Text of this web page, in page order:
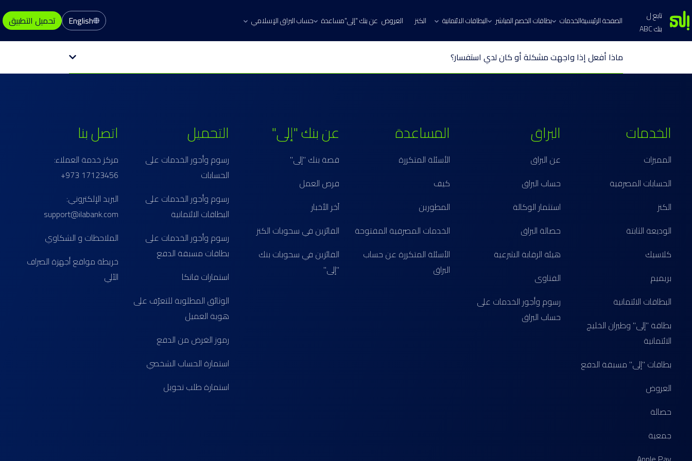
تابع ل
بنك ABC
الصفحة الرئيسيةالخدمات بطاقات الخصم المباشر البطاقات الائتمانية الكنز العروض عن بنك "إلى"مساعدة حساب البراق الإسلامي English تحميل التطبيق
ماذا أفعل إذا واجهت مشكلة أو كان لدي استفسار؟
الخدمات
المميزات
الحسابات المصرفية
الكنز
الوديعة الثابتة
كلاسيك
بريميم
البطاقات الائتمانية
بطاقة "إلى" وطيران الخليج
الائتمانية
بطاقات "إلى" مسبقة الدفع
العروض
حصالة
جمعية
البراق
عن البراق
حساب البراق
استثمار الوكالة
حصالة البراق
هيئة الرقابة الشرعية
الفتاوى
رسوم وأجور الخدمات على
حساب البراق
المساعدة
الأسئلة المتكررة
كيف
المطورين
الخدمات المصرفية المفتوحة
الأسئلة المتكررة عن حساب
البراق
عن بنك "إلى"
قصة بنك "إلى"
فرص العمل
آخر الأخبار
الفائزين في سحوبات الكنز
الفائزين في سحوبات بنك
"إلى"
التحميل
رسوم وأجور الخدمات على
الحسابات
رسوم وأجور الخدمات على
البطاقات الائتمانية
رسوم وأجور الخدمات على
بطاقات مسبقة الدفع
استمارات فاتكا
الوثائق المطلوبة للتعرّف على
هوية العميل
رموز الغرض من الدفع
استمارة الحساب الشخصي
استمارة طلب تحويل
اتصل بنا
مركز خدمة العملاء:
17123456 973+
البريد الإلكتروني:
support@ilabank.com
الملاحظات و الشكاوي
خريطة مواقع أجهزة الصراف
الآلي